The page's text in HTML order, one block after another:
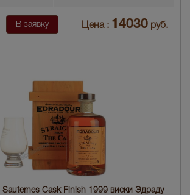
В заявку Цена : 14030 руб.
Sauternes Cask Finish 1999 виски Эдраду